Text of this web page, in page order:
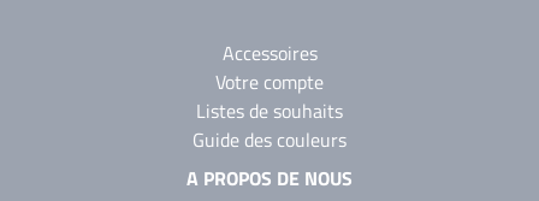
Accessoires
Votre compte
Listes de souhaits
Guide des couleurs
A PROPOS DE NOUS